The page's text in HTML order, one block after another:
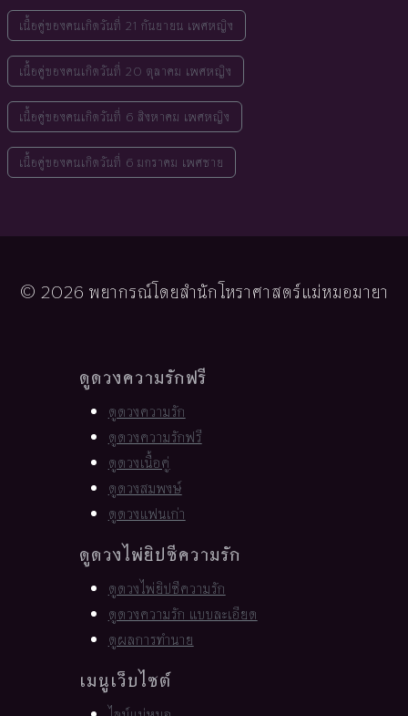
เนื้อคู่ของคนเกิดวันที่ 21 กันยายน เพศหญิง
เนื้อคู่ของคนเกิดวันที่ 20 ตุลาคม เพศหญิง
เนื้อคู่ของคนเกิดวันที่ 6 สิงหาคม เพศหญิง
เนื้อคู่ของคนเกิดวันที่ 6 มกราคม เพศชาย
© 2026 พยากรณ์โดยสำนักโหราศาสตร์แม่หมอมายา
ดูดวงความรักฟรี
ดูดวงความรัก
ดูดวงความรักฟรี
ดูดวงเนื้อคู่
ดูดวงสมพงษ์
ดูดวงแฟนเก่า
ดูดวงไพ่ยิปซีความรัก
ดูดวงไพ่ยิปซีความรัก
ดูดวงความรัก แบบละเอียด
ดูผลการทำนาย
เมนูเว็บไซต์